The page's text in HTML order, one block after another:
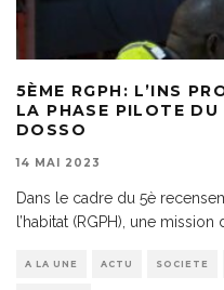
5ÈME RGPH: L’INS
LA PHASE PILOTE DU
DOSSO
14 MAI 2023
Dans le cadre du 5è
l’habitat (RGPH), une mission
A LA UNE ACTU SOCIETE